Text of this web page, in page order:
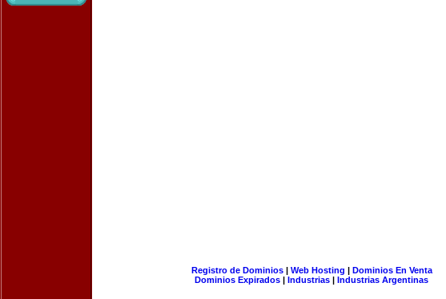
Registro de Dominios| Web Hosting | Dominios En Venta
Dominios Expirados | Industrias | Industrias Argentinas